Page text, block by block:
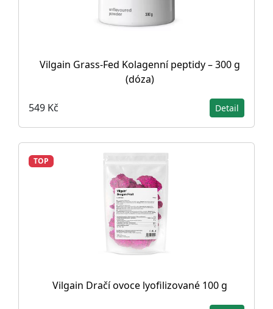
Vilgain Grass-Fed Kolagenní peptidy – 300 g
(dóza)
549 Kč Detail
TOP
Vilgain Dračí ovoce lyofilizované 100 g